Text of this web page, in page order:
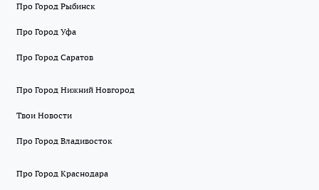
Про Город Рыбинск
Про Город Уфа
Про Город Саратов
Про Город Нижний Новгород
Твои Новости
Про Город Владивосток
Про Город Краснодара